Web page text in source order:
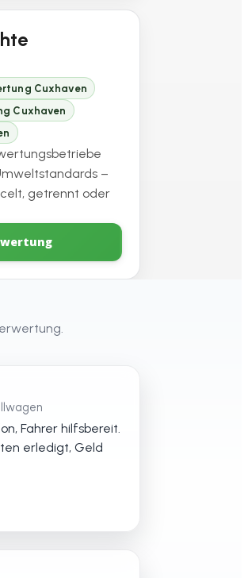
Cuxhaven
Cuxhaven
–
getrennt oder
Fahrer hilfsbereit.
erledigt, Geld